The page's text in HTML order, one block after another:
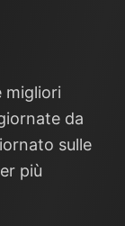
migliori
da
sulle
più